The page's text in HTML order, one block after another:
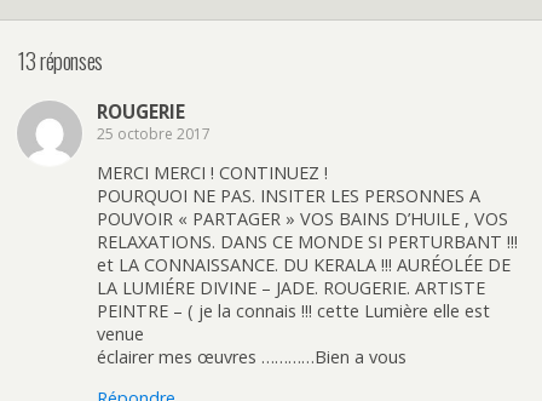
13 réponses
ROUGERIE
25 octobre 2017
MERCI MERCI ! CONTINUEZ !
POURQUOI NE PAS. INSITER LES PERSONNES A
POUVOIR « PARTAGER » VOS BAINS D’HUILE , VOS
RELAXATIONS. DANS CE MONDE SI PERTURBANT !!!
et LA CONNAISSANCE. DU KERALA !!! AURÉOLÉE DE
LA LUMIÉRE DIVINE – JADE. ROUGERIE. ARTISTE
PEINTRE – ( je la connais !!! cette Lumière elle est
venue
éclairer mes œuvres …………Bien a vous